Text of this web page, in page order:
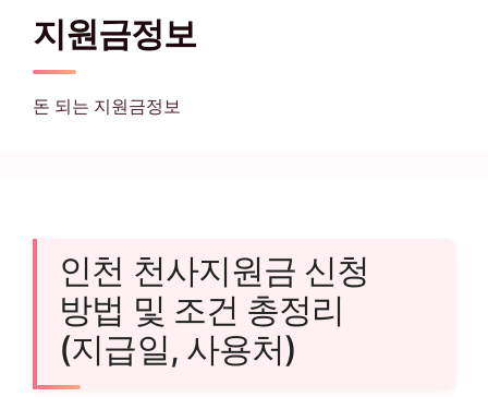
지원금정보
돈 되는 지원금정보
인천 천사지원금 신청
방법 및 조건 총정리
(지급일, 사용처)